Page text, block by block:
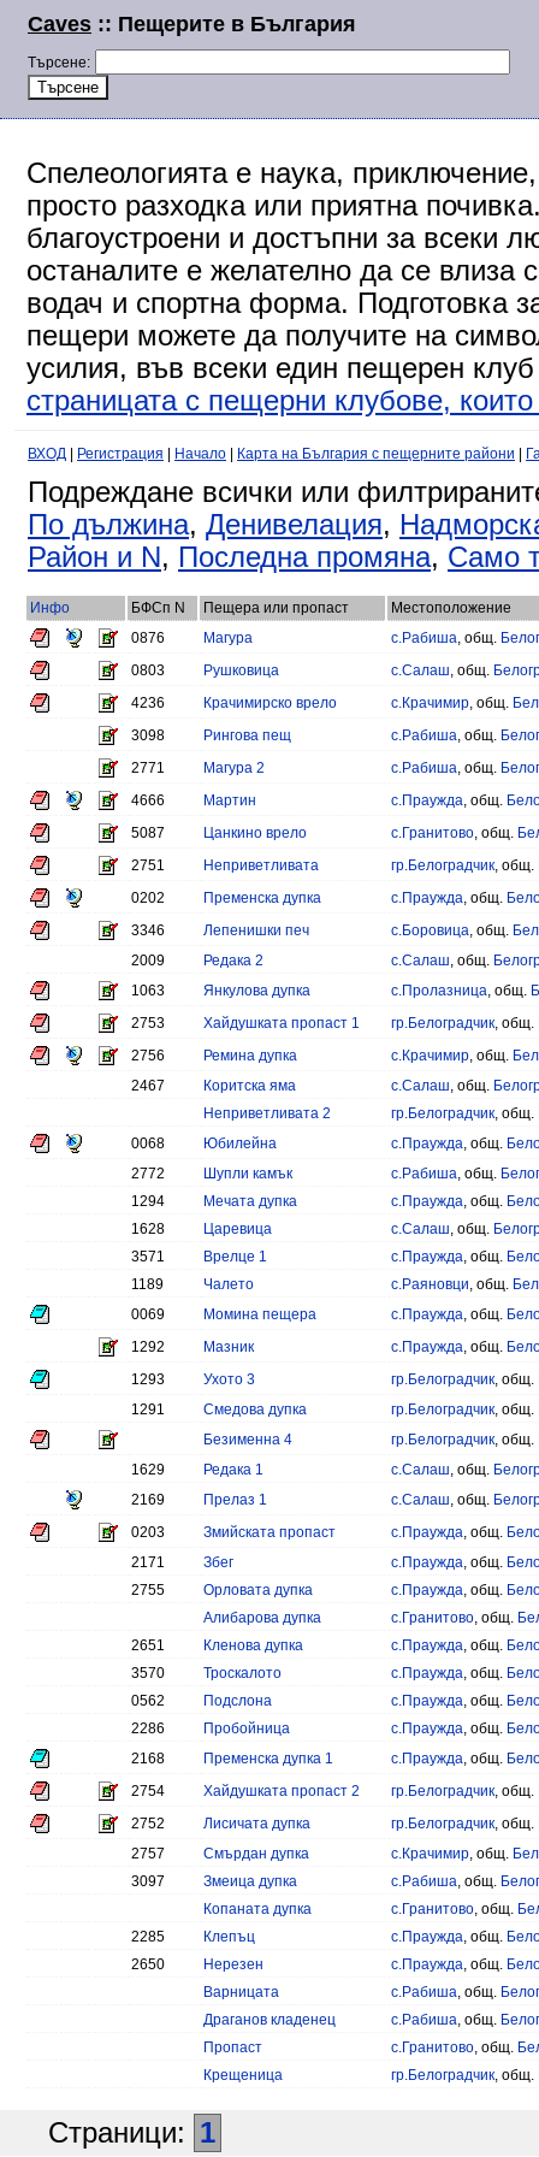
Caves :: Пещерите в България
Търсене:
Спелеологията е наука,
просто разходка или приятна
благоустроени и достъпни за всеки
останалите е желателно да се влиза
водач и спортна форма. Подготовка
пещери можете да получите на
усилия, във всеки един пещерен
страницата с пещерни клубове,
ВХОД Регистрация Начало Карта на България с пещерните райони
Подреждане всички или
По дължина, Денивелация,
Район и N, Последна промяна, Само
Инфо БФСп N Пещера или пропаст
Местоположение
0876
Магура с.Рабиша, общ.
0803
Рушковица с.Салаш, общ.
4236
Крачимирско врело с.Крачимир, общ.
3098
Рингова пещ с.Рабиша, общ.
2771
Магура 2 с.Рабиша, общ.
4666
Мартин с.Праужда, общ.
5087
Цанкино врело с.Гранитово, общ.
2751
Неприветливата гр.Белоградчик, общ.
0202
Пременска дупка с.Праужда, общ.
3346
Лепенишки печ с.Боровица, общ.
2009
Редака 2 с.Салаш, общ.
1063
Янкулова дупка с.Пролазница, общ.
2753
Хайдушката пропаст 1 гр.Белоградчик, общ.
2756
Ремина дупка с.Крачимир, общ.
2467
Коритска яма с.Салаш, общ.
Неприветливата 2
гр.Белоградчик, общ.
0068
Юбилейна с.Праужда, общ.
2772
Шупли камък с.Рабиша, общ.
1294
Мечата дупка с.Праужда, общ.
1628
Царевица с.Салаш, общ.
3571
Врелце 1 с.Праужда, общ.
1189
Чалето с.Раяновци, общ.
0069
Момина пещера с.Праужда, общ.
1292
Мазник с.Праужда, общ.
1293
Ухото 3 гр.Белоградчик, общ.
1291
Смедова дупка гр.Белоградчик, общ.
Безименна 4
гр.Белоградчик, общ.
1629
Редака 1 с.Салаш, общ.
2169
Прелаз 1 с.Салаш, общ.
0203
Змийската пропаст с.Праужда, общ.
2171
Збег с.Праужда, общ.
2755
Орловата дупка с.Праужда, общ.
Алибарова дупка
с.Гранитово, общ.
2651
Кленова дупка с.Праужда, общ.
3570
Троскалото с.Праужда, общ.
0562
Подслона с.Праужда, общ.
2286
Пробойница с.Праужда, общ.
2168
Пременска дупка 1 с.Праужда, общ.
2754
Хайдушката пропаст 2 гр.Белоградчик, общ.
2752
Лисичата дупка гр.Белоградчик, общ.
2757
Смърдан дупка с.Крачимир, общ.
3097
Змеица дупка с.Рабиша, общ.
Копаната дупка
с.Гранитово, общ.
2285
Клепъц с.Праужда, общ.
2650
Нерезен с.Праужда, общ.
Варницата
с.Рабиша, общ.
Драганов кладенец
с.Рабиша, общ.
Пропаст
с.Гранитово, общ.
Крещеница
гр.Белоградчик, общ.
Страници: 1